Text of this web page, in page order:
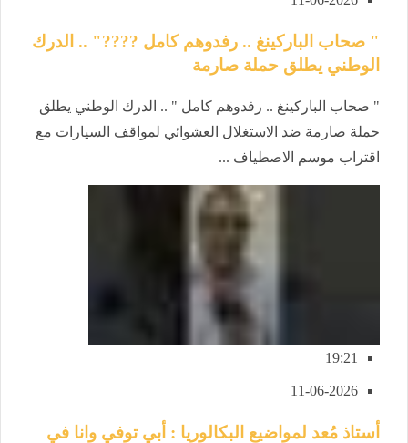
" صحاب الباركينغ .. رفدوهم كامل ????" .. الدرك
الوطني يطلق حملة صارمة
" صحاب الباركينغ .. رفدوهم كامل " .. الدرك الوطني يطلق
حملة صارمة ضد الاستغلال العشوائي لمواقف السيارات مع
اقتراب موسم الاصطياف ...
19:21
11-06-2026
أستاذ مُعد لمواضيع البكالوريا : أبي توفي وانا في